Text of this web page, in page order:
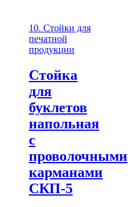
10. Стойки для
печатной
продукции
Стойка
для
буклетов
напольная
с
проволочными
карманами
СКП-5